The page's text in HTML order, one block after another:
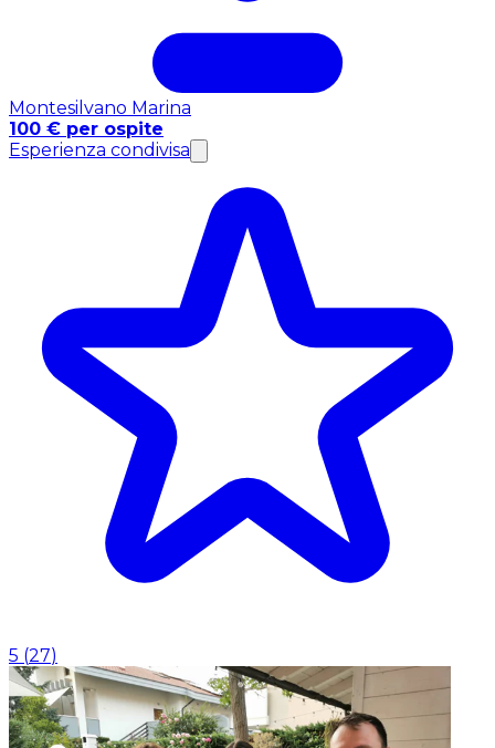
Montesilvano Marina
100 € per ospite
Esperienza condivisa
5 (27)